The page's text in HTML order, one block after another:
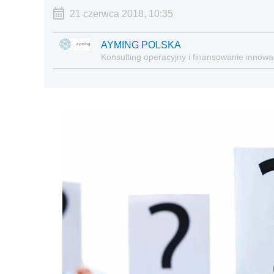
21 czerwca 2018, 10:35
AYMING POLSKA
Konsulting operacyjny i finansowanie